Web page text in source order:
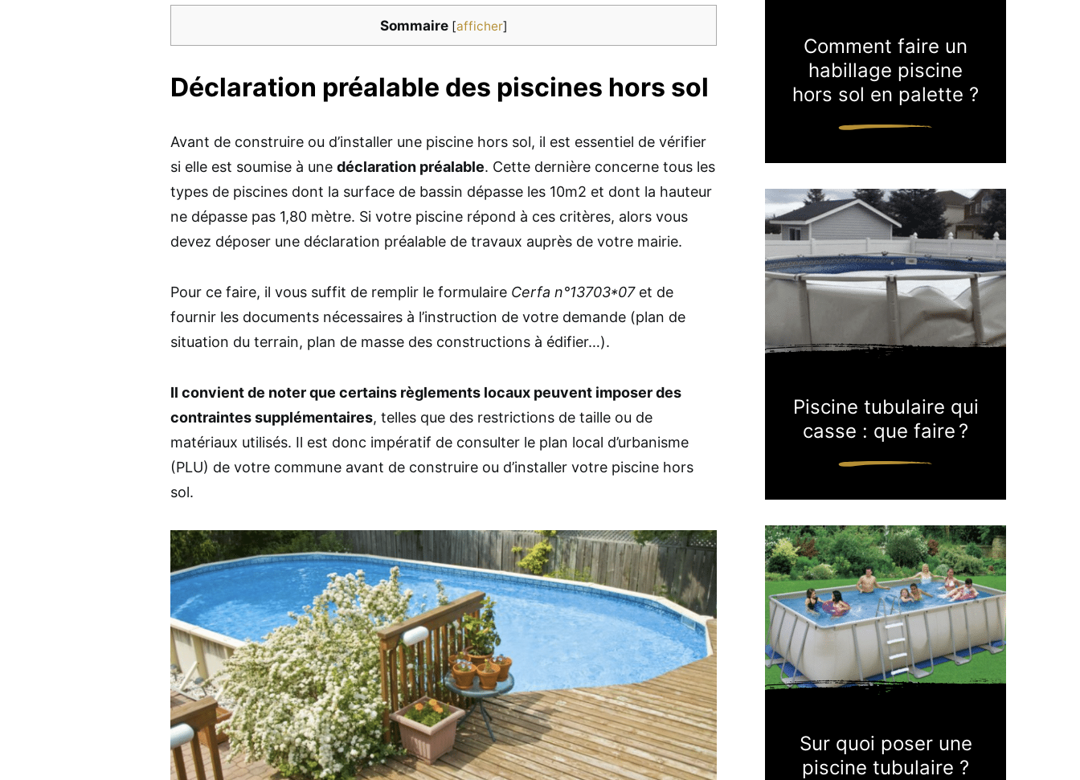
Sommaire [afficher]
Déclaration préalable des piscines hors sol
Avant de construire ou d’installer une piscine hors sol, il est essentiel de vérifier
si elle est soumise à une déclaration préalable. Cette dernière concerne tous les
types de piscines dont la surface de bassin dépasse les 10m2 et dont la hauteur
ne dépasse pas 1,80 mètre. Si votre piscine répond à ces critères, alors vous
devez déposer une déclaration préalable de travaux auprès de votre mairie.
Pour ce faire, il vous suffit de remplir le formulaire Cerfa n°13703*07et de
fournir les documents nécessaires à l’instruction de votre demande (plan de
situation du terrain, plan de masse des constructions à édifier…).
Il convient de noter que certains règlements locaux peuvent imposer des
contraintes supplémentaires, telles que des restrictions de taille ou de
matériaux utilisés. Il est donc impératif de consulter le plan local d’urbanisme
(PLU) de votre commune avant de construire ou d’installer votre piscine hors
sol.
Comment faire un
habillage piscine
hors sol en palette ?
Piscine tubulaire qui
casse : que faire ?
Sur quoi poser une
piscine tubulaire ?